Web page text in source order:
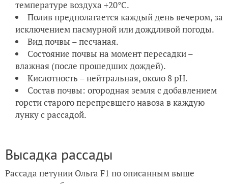
температуре воздуха +20°С.
Полив предполагается каждый день вечером, за
исключением пасмурной или дождливой погоды.
Вид почвы – песчаная.
Состояние почвы на момент пересадки –
влажная (после прошедших дождей).
Кислотность – нейтральная, около 8 рН.
Состав почвы: огородная земля с добавлением
горсти старого перепревшего навоза в каждую
лунку с рассадой.
Высадка рассады
Рассада петунии Ольга F1 по описанным выше